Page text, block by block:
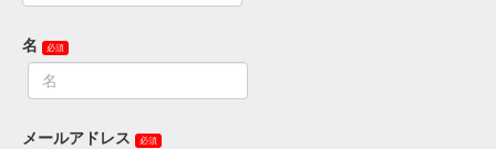
名
メールアドレス